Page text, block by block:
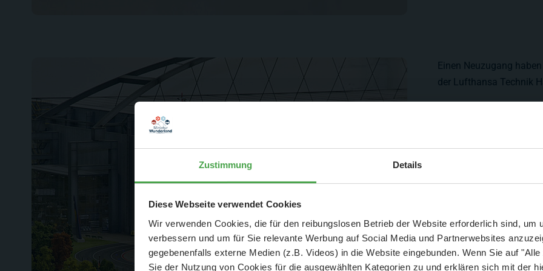
Zustimmung Details
Diese Webseite verwendet Cookies
Wir verwenden Cookies, die für den reibungslosen Betrieb der Website erforderlich sind, um
verbessern und um für Sie relevante Werbung auf Social Media und Partnerwebsites
gegebenenfalls externe Medien (z.B. Videos) in die Website eingebunden. Wenn Sie auf
Sie der Nutzung von Cookies für die ausgewählten Kategorien zu und erklären sich mit der
Einen Neuzugang
der Lufthansa Technik
Aktuelle Mitteilung
Der Spar-Hammer: 25 % Ersparnis bei Große Pötte & kleine
und September - ohne Wartezeit
- Abendliche Hafenrundfahrt/Lichterfahrt 🛥️
- anschließender Wunderland-BesuchOHNEWartezeit 🚂